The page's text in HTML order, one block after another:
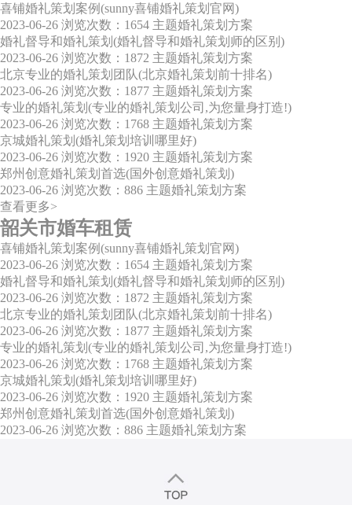
喜铺婚礼策划案例(sunny喜铺婚礼策划官网)
2023-06-26 浏览次数：1654 主题婚礼策划方案
婚礼督导和婚礼策划(婚礼督导和婚礼策划师的区别)
2023-06-26 浏览次数：1872 主题婚礼策划方案
北京专业的婚礼策划团队(北京婚礼策划前十排名)
2023-06-26 浏览次数：1877 主题婚礼策划方案
专业的婚礼策划(专业的婚礼策划公司,为您量身打造!)
2023-06-26 浏览次数：1768 主题婚礼策划方案
京城婚礼策划(婚礼策划培训哪里好)
2023-06-26 浏览次数：1920 主题婚礼策划方案
郑州创意婚礼策划首选(国外创意婚礼策划)
2023-06-26 浏览次数：886 主题婚礼策划方案
查看更多>
韶关市婚车租赁
喜铺婚礼策划案例(sunny喜铺婚礼策划官网)
2023-06-26 浏览次数：1654 主题婚礼策划方案
婚礼督导和婚礼策划(婚礼督导和婚礼策划师的区别)
2023-06-26 浏览次数：1872 主题婚礼策划方案
北京专业的婚礼策划团队(北京婚礼策划前十排名)
2023-06-26 浏览次数：1877 主题婚礼策划方案
专业的婚礼策划(专业的婚礼策划公司,为您量身打造!)
2023-06-26 浏览次数：1768 主题婚礼策划方案
京城婚礼策划(婚礼策划培训哪里好)
2023-06-26 浏览次数：1920 主题婚礼策划方案
郑州创意婚礼策划首选(国外创意婚礼策划)
2023-06-26 浏览次数：886 主题婚礼策划方案